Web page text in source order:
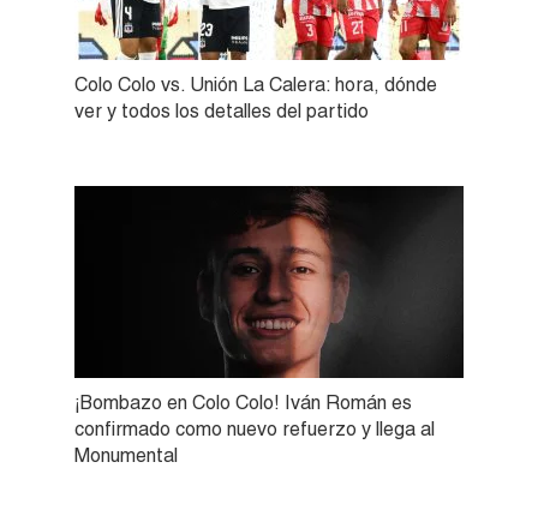
Colo Colo vs. Unión La Calera: hora, dónde
ver y todos los detalles del partido
¡Bombazo en Colo Colo! Iván Román es
confirmado como nuevo refuerzo y llega al
Monumental